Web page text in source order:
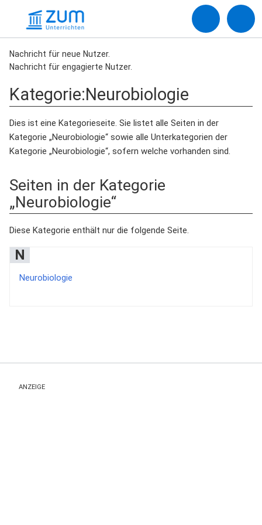
Nachricht für neue Nutzer.
Nachricht für engagierte Nutzer.
Kategorie:Neurobiologie
Dies ist eine Kategorieseite. Sie listet alle Seiten in der
Kategorie „Neurobiologie“ sowie alle Unterkategorien der
Kategorie „Neurobiologie“, sofern welche vorhanden sind.
Seiten in der Kategorie
„Neurobiologie“
Diese Kategorie enthält nur die folgende Seite.
N
Neurobiologie
ANZEIGE